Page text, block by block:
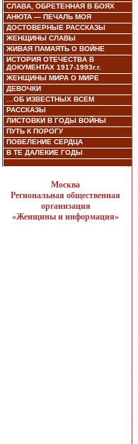
СЛАВА, ОБРЕТЕННАЯ В БОЯХ
АНЮТА — ПЕЧАЛЬ МОЯ
ДОСТОВЕРНЫЕ РАССКАЗЫ
ЖЕНЩИНЫ СЛАВЫ
ЖИВАЯ ПАМАЯТЬ О ВОЙНЕ
ИСТОРИЯ ОТЕЧЕСТВА В
ДОКУМЕНТАХ 1917-1993г.г.
ЖЕНЩИНЫ МИРА О МИРЕ
ДЕВОЧКИ
…ОБ ИЗВЕСТНЫХ ВСЕМ
РАССКАЗЫ
ЛИСТОВКИ В ГОДЫ ВОЙНЫ
ПУТЬ К ПОРОГУ
ПОВЕЛЕНИЕ СЕРДЦА
В ТЕ ДАЛЕКИЕ ГОДЫ
Москва
Региональная общественная
организация
«Женщины и информация»